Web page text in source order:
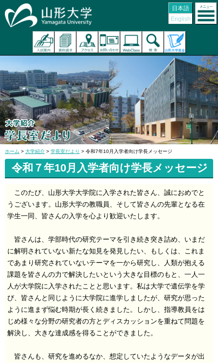
日本語
English
ホーム > 大学紹介 > 学長室だより > 令和7年10月入学者向け学長メッセージ
令和７年10月入学者向け学長メッセージ
このたび、山形大学大学院に入学された皆さん、誠におめでと
うございます。山形大学の教職員、そして皆さんの先輩となる在
学生一同、皆さんの入学を心より歓迎いたします。
皆さんは、学部時代の研究テーマを引き続き突き詰め、いまだ
に解明されていない新たな知見を発見したい、もしくは、これま
であまり研究されていないテーマを一から研究し、人類が抱える
課題を皆さんの力で解決したいという大きな目標のもと、一人一
人が大学院に入学されたことと思います。私は大学で遺伝学を学
び、皆さんと同じように大学院に進学しましたが、研究が思った
ように進まず悩む時期が長く続きました。しかし、指導教員をは
じめ様々な分野の研究者の方とディスカッションを重ねて問題を
解決し、大きな達成感を得ることができました。
皆さんも、研究を進めるなか、想定していたようなデータが出